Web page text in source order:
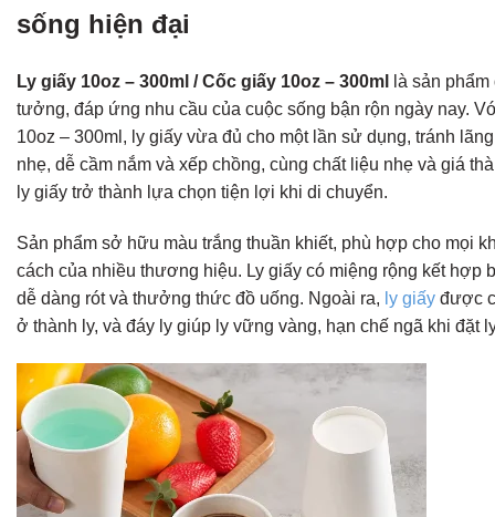
sống hiện đại
Ly giấy 10oz – 300ml / Cốc giấy 10oz – 300ml
là sản
tưởng, đáp ứng nhu cầu của cuộc sống bận rộn ngày nay.
10oz – 300ml, ly giấy vừa đủ cho một lần sử dụng, tránh
nhẹ, dễ cầm nắm và xếp chồng, cùng chất liệu nhẹ và giá
ly giấy trở thành lựa chọn tiện lợi khi di chuyển.
Sản phẩm sở hữu màu trắng thuần khiết, phù hợp cho mọi
cách của nhiều thương hiệu. Ly giấy có miệng rộng kết hợp
dễ dàng rót và thưởng thức đồ uống. Ngoài ra, ly giấy được
ở thành ly, và đáy ly giúp ly vững vàng, hạn chế ngã khi đặt